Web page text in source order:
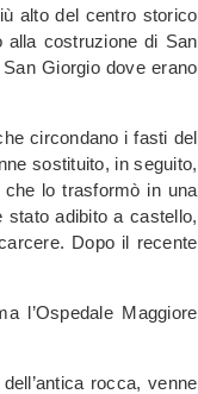
alto del centro storico
costruzione di San
Giorgio dove erano
circondano i fasti del
sostituito, in seguito,
lo trasformò in una
stato adibito a castello,
Dopo il recente
l’Ospedale Maggiore
rocca, venne